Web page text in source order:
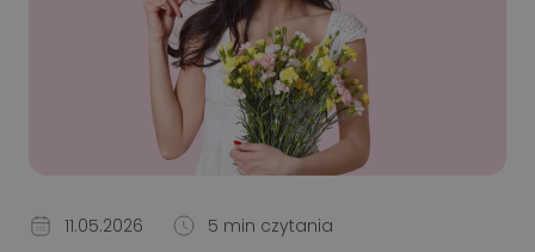
11.05.2026 5 min czytania